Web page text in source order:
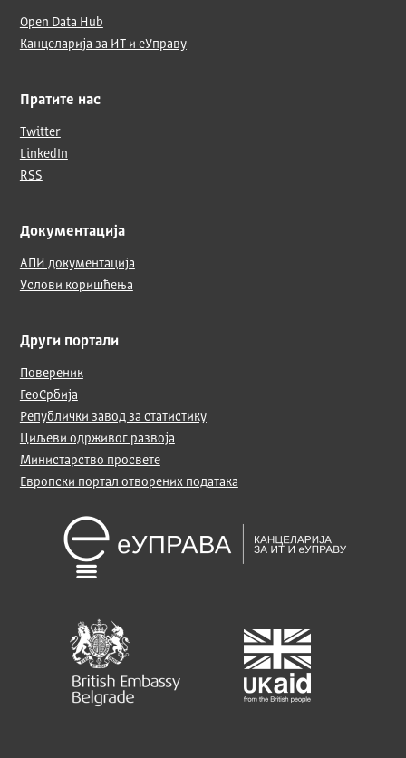
Open Data Hub
Канцеларија за ИТ и еУправу
Пратите нас
Twitter
LinkedIn
RSS
Документација
АПИ документација
Услови коришћења
Други портали
Повереник
ГеоСрбија
Републички завод за статистику
Циљеви одрживог развоја
Министарство просвете
Европски портал отворених података